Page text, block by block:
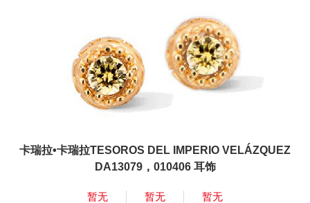
卡瑞拉•卡瑞拉TESOROS DEL IMPERIO VELÁZQUEZ
DA13079，010406 耳饰
暂无 暂无 暂无